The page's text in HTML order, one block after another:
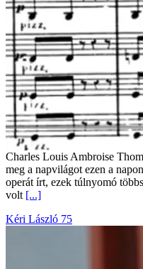
Charles Louis Ambroise
meg a napvilágot ezen a
operát írt, ezek túlnyomó
volt [...]
Kéri László 75